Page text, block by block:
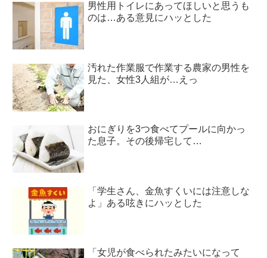
男性用トイレにあってほしいと思うも
のは…ある意見にハッとした
汚れた作業服で作業する農家の男性を
見た、女性3人組が…えっ
おにぎりを3つ食べてプールに向かっ
た息子。その後帰宅して…
「学生さん、金魚すくいには注意しな
よ」ある呟きにハッとした
「女児が食べられたみたいになって